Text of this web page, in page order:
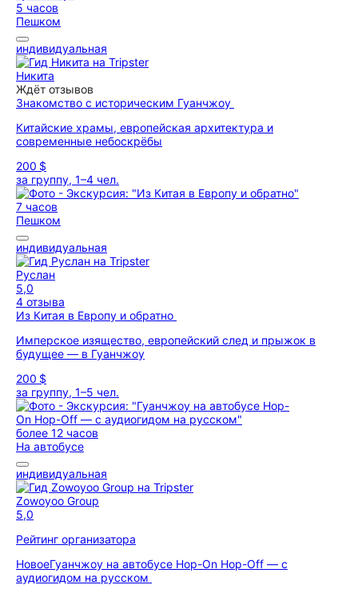
5 часов
Пешком
индивидуальная
Никита
Ждёт отзывов
Знакомство с историческим Гуанчжоу
Китайские храмы, европейская архитектура и
современные небоскрёбы
200 $
за группу, 1–4 чел.
7 часов
Пешком
индивидуальная
Руслан
5,0
4 отзыва
Из Китая в Европу и обратно
Имперское изящество, европейский след и прыжок в
будущее — в Гуанчжоу
200 $
за группу, 1–5 чел.
более 12 часов
На автобусе
индивидуальная
Zowoyoo Group
5,0
Рейтинг организатора
НовоеГуанчжоу на автобусе Hop-On Hop-Off — с
аудиогидом на русском